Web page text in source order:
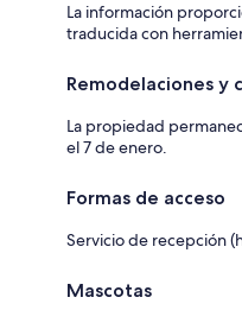
La información
traducida con
Remodelaciones y
La propiedad
el 7 de enero.
Formas de acceso
Servicio de recepción
Mascotas